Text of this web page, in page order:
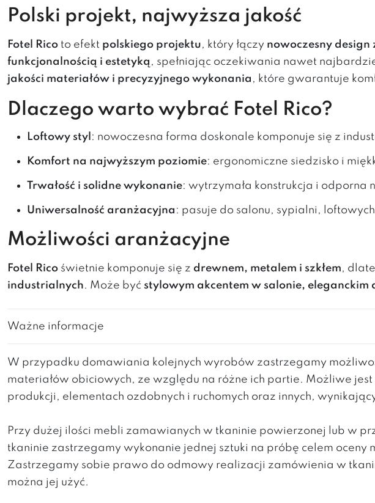
Polski projekt, najwyższa jakość
Fotel Rico to efekt polskiego projektu, który łączy nowoczesny design
funkcjonalnością i estetyką , spełniając oczekiwania nawet
jakości materiałów i precyzyjnego wykonania , które gwarantuje
Dlaczego warto wybrać Fotel Rico?
Loftowy styl : nowoczesna forma doskonale komponuje się z
Komfort na najwyższym poziomie: ergonomiczne siedzisko i
Trwałość i solidne wykonanie: wytrzymała konstrukcja i odporna
Uniwersalność aranżacyjna : pasuje do salonu, sypialni,
Możliwości aranżacyjne
Fotel Rico świetnie komponuje się z drewnem, metalem i szkłem,
industrialnych. Może być stylowym akcentem w salonie,
Ważne informacje
W przypadku domawiania kolejnych wyrobów zastrzegamy
materiałów obiciowych, ze względu na różne ich partie. Możliwe
produkcji, elementach ozdobnych i ruchomych oraz innych,
Przy dużej ilości mebli zamawianych w tkaninie powierzonej lub w
tkaninie zastrzegamy wykonanie jednej sztuki na próbę celem
Zastrzegamy sobie prawo do odmowy realizacji zamówienia w
można jej użyć.